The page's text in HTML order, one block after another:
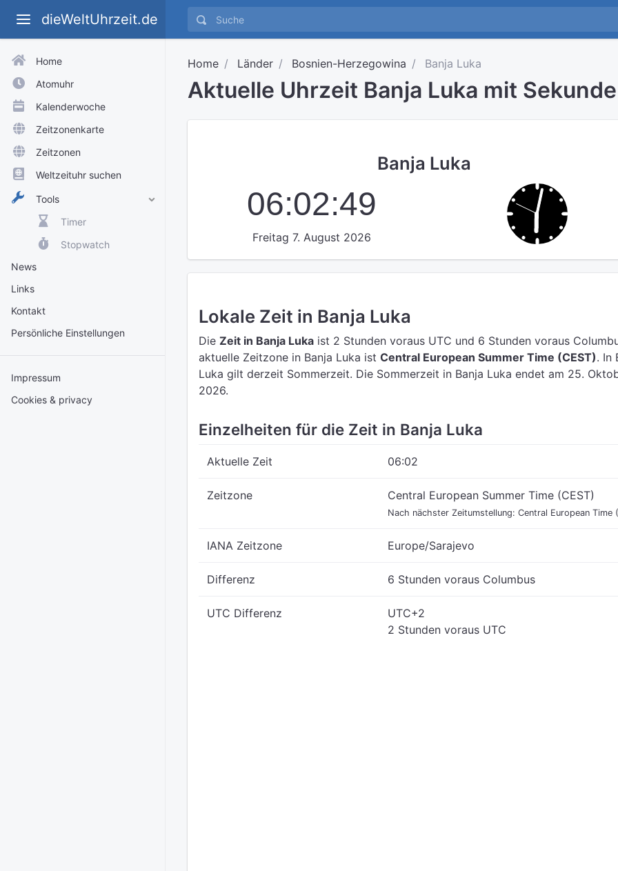
dieWeltUhrzeit.de
Home
Atomuhr
Kalenderwoche
Zeitzonenkarte
Zeitzonen
Weltzeituhr suchen
Tools
Timer
Stopwatch
News
Links
Kontakt
Persönliche Einstellungen
Impressum
Cookies & privacy
Home Länder Bosnien-Herzegowina Banja Luka
Aktuelle Uhrzeit Banja Luka mit
Banja Luka
06:02:49
Freitag 7. August 2026
Lokale Zeit in Banja Luka
Die Zeit in Banja Luka ist 2 Stunden voraus UTC und 6 Stunden voraus
aktuelle Zeitzone in Banja Luka ist Central European Summer Time (CEST). In
Luka gilt derzeit Sommerzeit. Die Sommerzeit in Banja Luka endet am 25.
2026.
Einzelheiten für die Zeit in Banja Luka
Aktuelle Zeit 06:02
Zeitzone Central European Summer Time (CEST)
Nach nächster Zeitumstellung: Central European Time
IANA Zeitzone Europe/Sarajevo
Differenz 6 Stunden voraus Columbus
UTC Differenz
UTC+2
2 Stunden voraus UTC